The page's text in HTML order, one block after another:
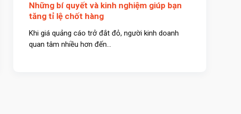
Những bí quyết và kinh nghiệm giúp bạn
tăng tỉ lệ chốt hàng
Khi giá quảng cáo trở đắt đỏ, người kinh doanh
quan tâm nhiều hơn đến...